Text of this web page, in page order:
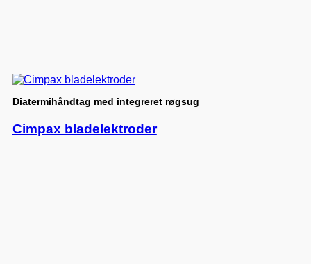
Diatermihåndtag med integreret røgsug
Cimpax bladelektroder